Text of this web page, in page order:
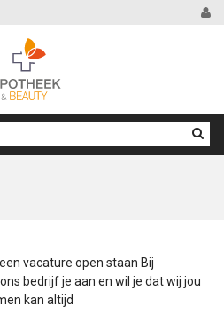
vacature open staan Bij
bedrijf je aan en wil je dat wij jou
kan altijd